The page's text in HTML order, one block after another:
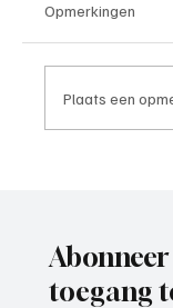
Opmerkingen
Plaats een
toegang